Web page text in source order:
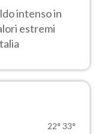
intenso in
estremi
22° 33°